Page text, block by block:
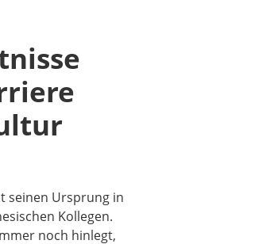
seinen Ursprung in
Kollegen.
noch hinlegt,